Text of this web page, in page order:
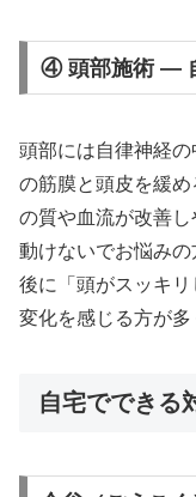
④ 頭部施術 —
頭部には自律神経
の筋膜と頭皮を緩
の質や血流が改善
動けないでお悩み
後に「頭がスッキ
変化を感じる方が多
自宅でできる